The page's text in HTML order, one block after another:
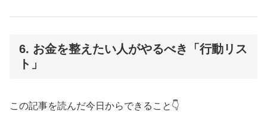
6. お金を整えたい人がやるべき「行動リス
ト」
この記事を読んだ今日からできること👇